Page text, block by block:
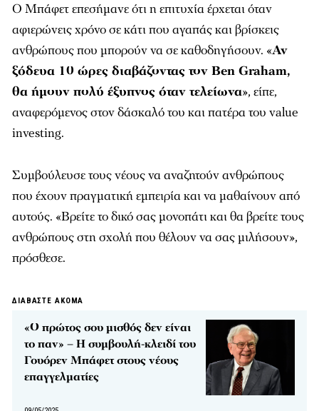
Ο Μπάφετ επεσήμανε ότι η επιτυχία έρχεται όταν
αφιερώνεις χρόνο σε κάτι που αγαπάς και βρίσκεις
ανθρώπους που μπορούν να σε καθοδηγήσουν. «Αν
ξόδευα 10 ώρες διαβάζοντας τον Ben Graham,
θα ήμουν πολύ έξυπνος όταν τελείωνα», είπε,
αναφερόμενος στον δάσκαλό του και πατέρα του value
investing.
Συμβούλευσε τους νέους να αναζητούν ανθρώπους
που έχουν πραγματική εμπειρία και να μαθαίνουν από
αυτούς. «Βρείτε το δικό σας μονοπάτι και θα βρείτε τους
ανθρώπους στη σχολή που θέλουν να σας μιλήσουν»,
πρόσθεσε.
ΔΙΑΒΑΣΤΕ ΑΚΟΜΑ
«Ο πρώτος σου μισθός δεν είναι
το παν» – Η συμβουλή-κλειδί του
Γουόρεν Μπάφετ στους νέους
επαγγελματίες